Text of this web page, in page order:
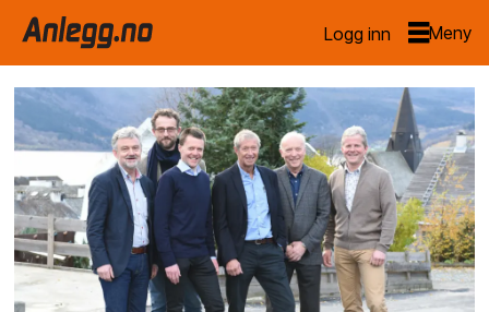
Logg inn